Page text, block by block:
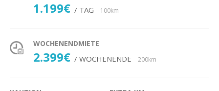
1.199€ / TAG 100km
WOCHENENDMIETE
2.399€ / WOCHENENDE 200km